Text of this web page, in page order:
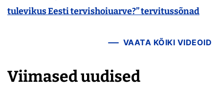
tulevikus Eesti tervishoiuarve?” tervitussõnad
VAATA KÕIKI VIDEOID
Viimased uudised